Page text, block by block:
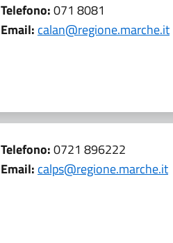
Telefono:071 8081
Email: calan@regione.marche.it
Telefono:0721 896222
Email: calps@regione.marche.it